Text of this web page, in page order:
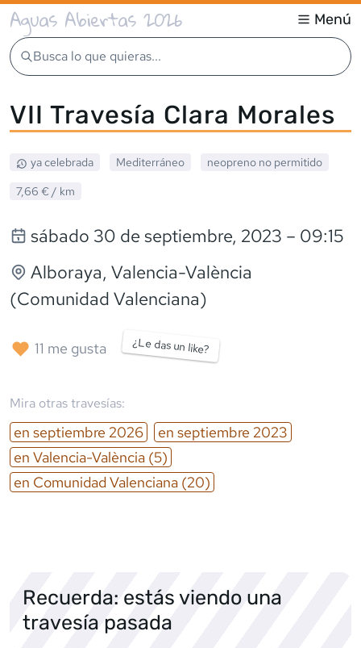
Aguas Abiertas 2026 Menú
Busca lo que quieras...
VII Travesía Clara Morales
ya celebrada Mediterráneo neopreno no permitido
7,66 € / km
sábado 30 de septiembre, 2023 – 09:15
Alboraya, Valencia-València
(Comunidad Valenciana)
11 me gusta ¿Le das un like?
Mira otras travesías:
en septiembre 2026 en septiembre 2023
en Valencia-València (5)
en Comunidad Valenciana (20)
Recuerda: estás viendo una
travesía pasada